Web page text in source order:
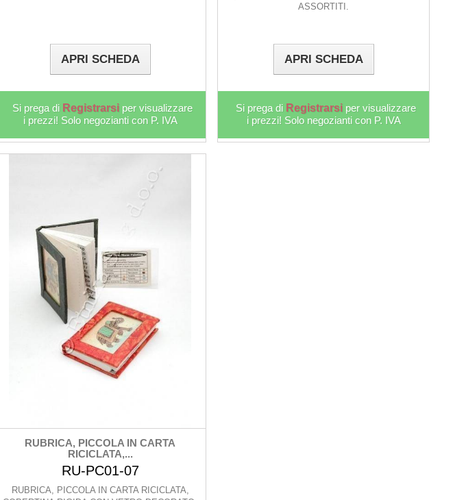
APRI SCHEDA
Si prega di Registrarsi per visualizzare
i prezzi! Solo negozianti con P. IVA
ASSORTITI.
APRI SCHEDA
Si prega di Registrarsi per visualizzare
i prezzi! Solo negozianti con P. IVA
RUBRICA, PICCOLA IN CARTA
RICICLATA,...
RU-PC01-07
RUBRICA, PICCOLA IN CARTA RICICLATA,